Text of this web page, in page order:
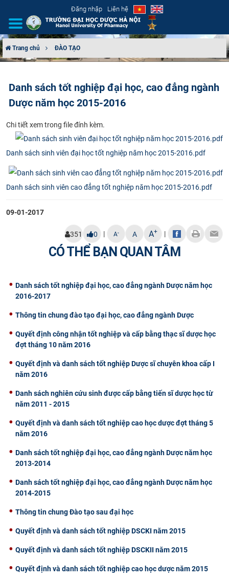
Đăng nhập Liên hệ
CƠ CẤU TỔ CHỨC
ĐÀO TẠO
ĐẢM BẢO CHẤT LƯỢNG
KHOA HỌC CÔNG NGHỆ
HTQT
CỰU NGƯỜI HỌC
Trang chủ ĐÀO TẠO
Danh sách tốt nghiệp đại học, cao đẳng ngành
Dược năm học 2015-2016
​Chi tiết xem trong file đính kèm.
Danh sách sinh viên đại học tốt nghiệp năm học 2015-2016.pdf
Danh sách sinh viên cao đẳng tốt nghiệp năm học 2015-2016.pdf
09-01-2017
351 0 | A- A A+ |
CÓ THỂ BẠN QUAN TÂM
Danh sách tốt nghiệp đại học, cao đẳng ngành Dược năm học
2016-2017
Thông tin chung đào tạo đại học, cao đẳng ngành Dược
Quyết định công nhận tốt nghiệp và cấp bằng thạc sĩ dược học
đợt tháng 10 năm 2016
Quyết định và danh sách tốt nghiệp Dược sĩ chuyên khoa cấp I
năm 2016
Danh sách nghiên cứu sinh được cấp bằng tiến sĩ dược học từ
năm 2011 - 2015
Quyết định và danh sách tốt nghiệp cao học dược đợt tháng 5
năm 2016
Danh sách tốt nghiệp đại học, cao đẳng ngành Dược năm học
2013-2014
Danh sách tốt nghiệp đại học, cao đẳng ngành Dược năm học
2014-2015
Thông tin chung Đào tạo sau đại học
Quyết định và danh sách tốt nghiệp DSCKI năm 2015
Quyết định và danh sách tốt nghiệp DSCKII năm 2015
Quyết định và danh sách tốt nghiệp cao học dược năm 2015